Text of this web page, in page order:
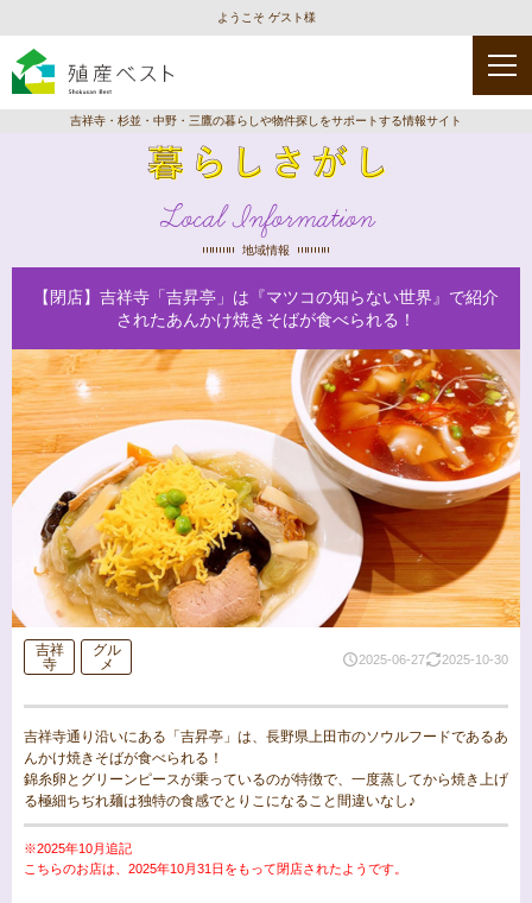
ようこそ ゲスト様
吉祥寺・杉並・中野・三鷹の暮らしや物件探しをサポートする情報サイト
Local Information
地域情報
【閉店】吉祥寺「吉昇亭」は『マツコの知らない世界』で紹介
されたあんかけ焼きそばが食べられる！
吉祥
寺
グル
メ
2025-06-27 2025-10-30
吉祥寺通り沿いにある「吉昇亭」は、長野県上田市のソウルフードであるあ
んかけ焼きそばが食べられる！
錦糸卵とグリーンピースが乗っているのが特徴で、一度蒸してから焼き上げ
る極細ちぢれ麺は独特の食感でとりこになること間違いなし♪
※2025年10月追記
こちらのお店は、2025年10月31日をもって閉店されたようです。